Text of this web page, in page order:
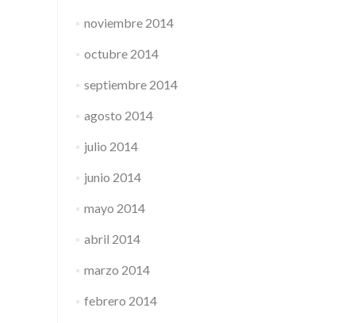
noviembre 2014
octubre 2014
septiembre 2014
agosto 2014
julio 2014
junio 2014
mayo 2014
abril 2014
marzo 2014
febrero 2014